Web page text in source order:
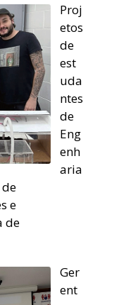
Proj
etos
de
est
uda
ntes
de
Eng
enh
aria
e
de
Ger
ent